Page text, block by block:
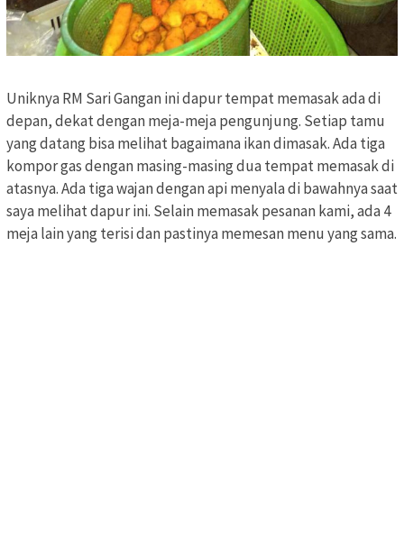
Uniknya RM Sari Gangan ini dapur tempat memasak ada di
depan, dekat dengan meja-meja pengunjung. Setiap tamu
yang datang bisa melihat bagaimana ikan dimasak. Ada tiga
kompor gas dengan masing-masing dua tempat memasak di
atasnya. Ada tiga wajan dengan api menyala di bawahnya saat
saya melihat dapur ini. Selain memasak pesanan kami, ada 4
meja lain yang terisi dan pastinya memesan menu yang sama.